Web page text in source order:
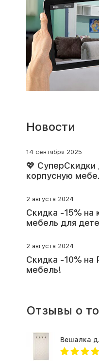
3
Купить
Новости
14 сентября 2025
💖 СуперСкидки
корпусную
2 августа 2024
Скидка -15% на
мебель для
2 августа 2024
Скидка -10% на
мебель!
Отзывы о